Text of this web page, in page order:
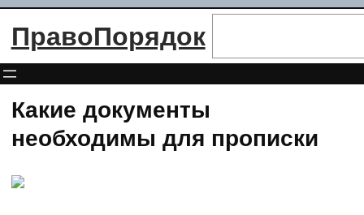
Перейти
ПравоПорядок
Какие документы
необходимы для прописки